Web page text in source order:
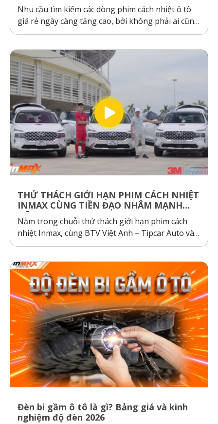
Nhu cầu tìm kiếm các dòng phim cách nhiệt ô tô
giá rẻ ngày càng tăng cao, bởi không phải ai cũng
sẵn sàng bỏ ra hàng chục triệu đồng cho một gói
hãng” và “hàng giả, hàng nhái”...
THỬ THÁCH GIỚI HẠN PHIM CÁCH NHIỆT
INMAX CÙNG TIỀN ĐẠO NHÂM MẠNH
DŨNG
Nằm trong chuỗi thử thách giới hạn phim cách
nhiệt Inmax, cùng BTV Việt Anh – Tipcar Auto và
cầu thủ Nhâm Mạnh Dũng so sánh và kiểm
các dòng phim cách nhiệt cơ chế phản xạ và hấp
thụ...
Đèn bi gầm ô tô là gì? Bảng giá và kinh
nghiệm độ đèn 2026